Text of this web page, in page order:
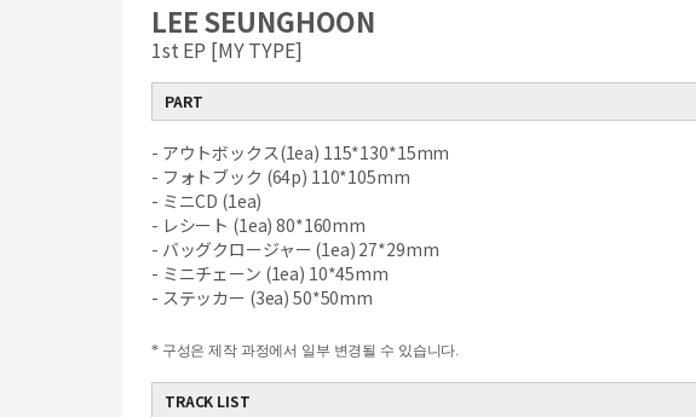
LEE SEUNGHOON
1st EP [MY TYPE]
PART
- アウトボックス(1ea) 115*130*15mm
- フォトブック (64p) 110*105mm
- ミニCD (1ea)
- レシート (1ea) 80*160mm
- バッグクロージャー (1ea) 27*29mm
- ミニチェーン (1ea) 10*45mm
- ステッカー (3ea) 50*50mm
* 구성은 제작 과정에서 일부 변경될 수 있습니다.
TRACK LIST